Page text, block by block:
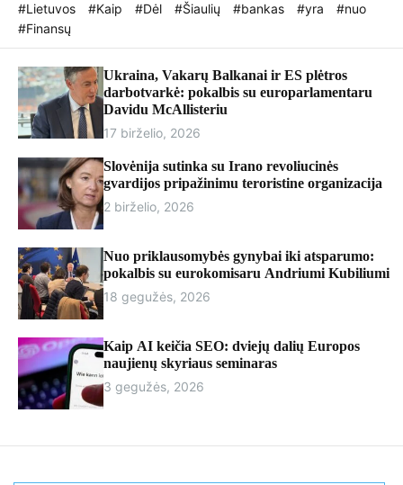
l
h
o
o
r
#Lietuvos #Kaip #Dėl #Šiaulių #bankas #yra
#nuo
#Finansų
Ukraina, Vakarų Balkanai ir ES plėtros
darbotvarkė: pokalbis su europarlamentaru
Davidu McAllisteriu
17 birželio, 2026
Slovėnija sutinka su Irano revoliucinės
gvardijos pripažinimu teroristine organizacija
2 birželio, 2026
Nuo priklausomybės gynybai iki atsparumo:
pokalbis su eurokomisaru Andriumi Kubiliumi
18 gegužės, 2026
Kaip AI keičia SEO: dviejų dalių Europos
naujienų skyriaus seminaras
3 gegužės, 2026